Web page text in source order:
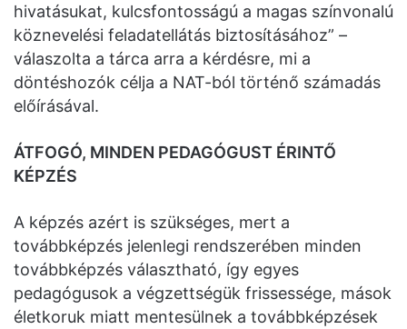
hivatásukat, kulcsfontosságú a magas színvonalú
köznevelési feladatellátás biztosításához” –
válaszolta a tárca arra a kérdésre, mi a
döntéshozók célja a NAT-ból történő számadás
előírásával.
ÁTFOGÓ, MINDEN PEDAGÓGUST ÉRINTŐ
KÉPZÉS
A képzés azért is szükséges, mert a
továbbképzés jelenlegi rendszerében minden
továbbképzés választható, így egyes
pedagógusok a végzettségük frissessége, mások
életkoruk miatt mentesülnek a továbbképzések